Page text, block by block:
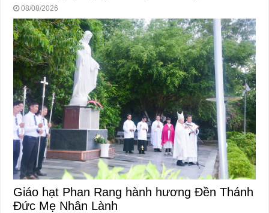
08/08/2026
Giáo hạt Phan Rang hành hương Đền Thánh
Đức Mẹ Nhân Lành